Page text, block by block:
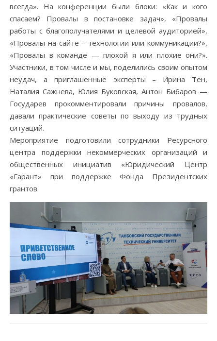
всегда». На конференции были блоки: «Как и кого
спасаем? Провалы в постановке задач», «Провалы
работы с благополучателями и целевой аудиторией»,
«Провалы на сайте – технологии или коммуникации?»,
«Провалы в команде — плохой я или плохие они?».
Участники, в том числе и мы, поделились своим опытом
неудач, а приглашенные эксперты – Ирина Тен,
Наталия Сажнева, Юлия Буковская, Антон Бибаров —
Государев прокомментировали причины провалов,
давали практические советы по выходу из трудных
ситуаций.
Мероприятие подготовили сотрудники Ресурсного
центра поддержки некоммерческих организаций и
общественных инициатив «Юридический Центр
«Гарант» при поддержке Фонда Президентских
грантов.